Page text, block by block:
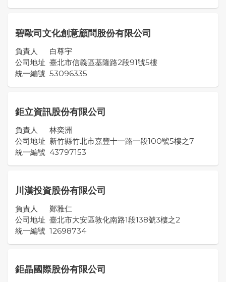
碧歐司文化創意顧問股份有限公司
負責人
白尊宇
公司地址 臺北市信義區基隆路2段91號5樓
統一編號 53096335
鉅立資訊股份有限公司
負責人
林奕洲
公司地址 新竹縣竹北市嘉豐十一路一段100號5樓之7
統一編號 43797153
川漢投資股份有限公司
負責人
鄭雅仁
公司地址 臺北市大安區敦化南路1段138號3樓之2
統一編號 12698734
鉅晶國際股份有限公司